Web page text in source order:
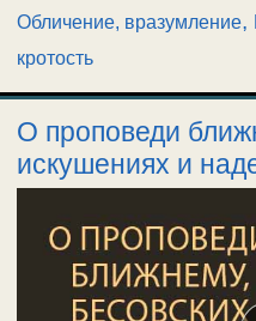
Обличение, вразумление,
кротость
О проповеди
искушениях и